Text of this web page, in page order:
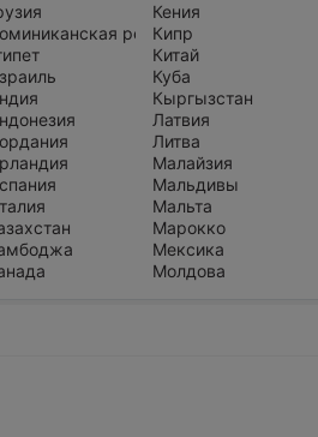
республика
Кения
Кипр
Китай
Куба
Кыргызстан
Латвия
Литва
Малайзия
Мальдивы
Мальта
Марокко
Мексика
Молдова